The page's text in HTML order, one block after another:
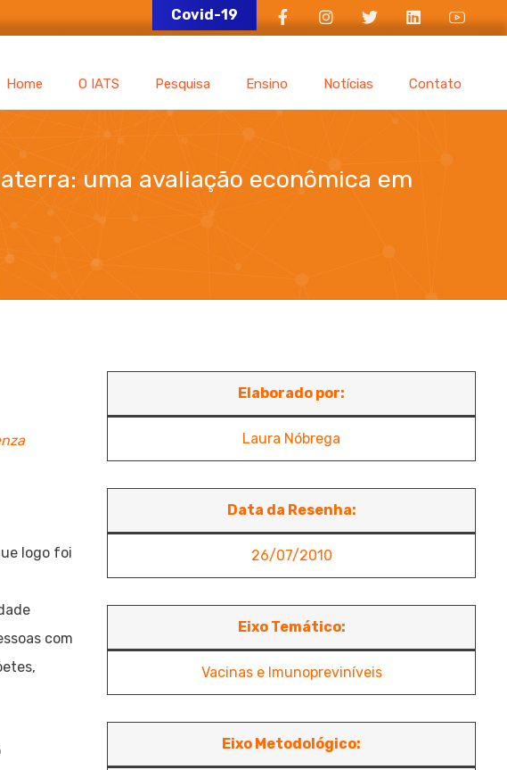
Covid-19
Home O IATS Pesquisa Ensino Notícias Contato
uma avaliação econômica em
em tempo real
logo foi
com
Elaborado por:
Laura Nóbrega
Data da Resenha:
26/07/2010
Eixo Temático:
Vacinas e Imunopreviníveis
Eixo Metodológico: